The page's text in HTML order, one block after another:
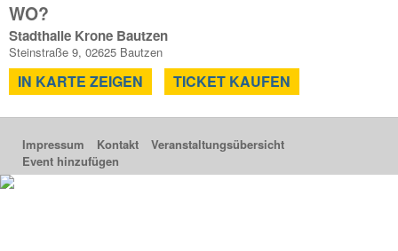
WO?
Stadthalle Krone Bautzen
Steinstraße 9, 02625 Bautzen
IN KARTE ZEIGEN TICKET KAUFEN
Impressum Kontakt
Veranstaltungsübersicht
Event hinzufügen